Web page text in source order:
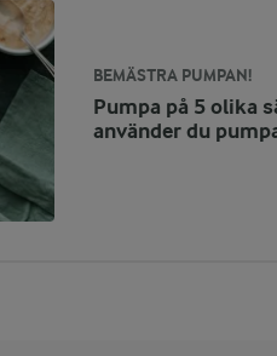
BEMÄSTRA PUMPAN!
Pumpa på 5 olika
använder du